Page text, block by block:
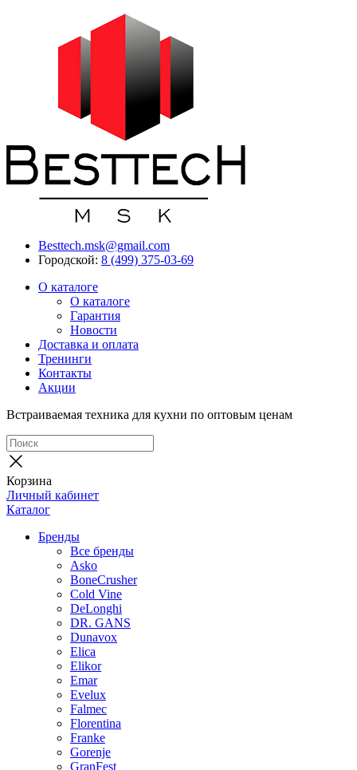
Besttech.msk@gmail.com
Городской: 8 (499) 375-03-69
О каталоге
О каталоге
Гарантия
Новости
Доставка и оплата
Тренинги
Контакты
Акции
Встраиваемая техника для кухни по оптовым ценам
Корзина
Личный кабинет
Каталог
Бренды
Все бренды
Asko
BoneCrusher
Cold Vine
DeLonghi
DR. GANS
Dunavox
Elica
Elikor
Emar
Evelux
Falmec
Florentina
Franke
Gorenje
GranFest